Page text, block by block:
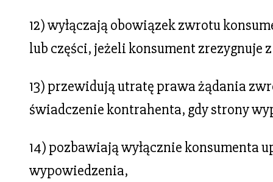
12) wyłączają obowiązek zwrotu
lub części, jeżeli konsument
13) przewidują utratę prawa żądania
świadczenie kontrahenta, gdy strony
14) pozbawiają wyłącznie konsumenta
wypowiedzenia,